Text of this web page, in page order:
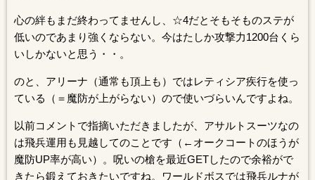
心の絆もまだ終わってませんし、☆4だとそもそものステが
低いのであまり強くならない。今はたしか攻撃力1200台くら
いしかないと思う・・。
のと、アリーナ（通常も頂上も）ではレティシア疾行を使っ
ている（＝魔防が上がらない）ので使いづらいんですよね。
以前コメントで指摘いただきましたが、アサルトスーツなの
は飛兵運用も見越してのことです（←オークコートのほうが
魔防UP率が高い）。呪いの槍を最近GETしたので余裕がで
きたら鍛えておきたいですね。ワールドボスでは飛兵ルナが